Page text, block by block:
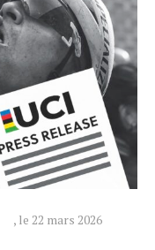
, le 22 mars 2026